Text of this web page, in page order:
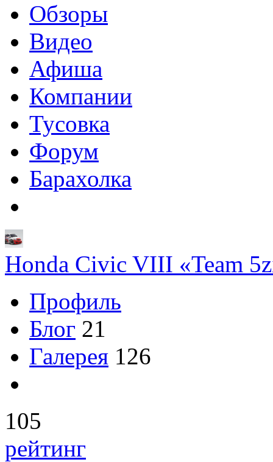
Обзоры
Видео
Афиша
Компании
Тусовка
Форум
Барахолка
Honda Civic VIII «Team
Профиль
Блог 21
Галерея 126
105
рейтинг